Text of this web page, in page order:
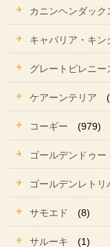
カニンヘンダック
キャバリア・キ
グレートピレニー
ケアーンテリア
コーギー (979)
ゴールデンドゥー
ゴールデンレトリ
サモエド (8)
サルーキ (1)